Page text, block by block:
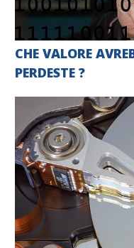
CHE VALORE
PERDESTE ?